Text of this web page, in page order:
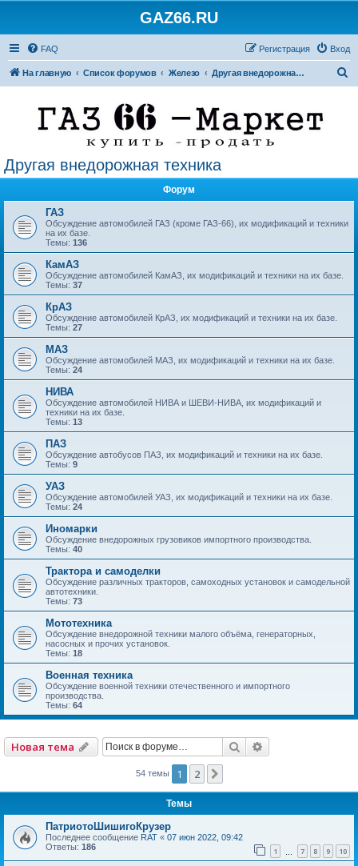
GAZ66.RU
FAQ Вход
Регистрация
На главную Список форумов Железо Другая внедорожная техника
Другая внедорожная техника
Форум
ГАЗ
Обсуждение автомобилей ГАЗ (кроме ГАЗ-66), их модификаций и техники
на их базе.
Темы: 136
КамАЗ
Обсуждение автомобилей КамАЗ, их модификаций и техники на их базе.
Темы: 37
КрАЗ
Обсуждение автомобилей КрАЗ, их модификаций и техники на их базе.
Темы: 27
МАЗ
Обсуждение автомобилей МАЗ, их модификаций и техники на их базе.
Темы: 24
НИВА
Обсуждение автомобилей НИВА и ШЕВИ-НИВА, их модификаций и
техники на их базе.
Темы: 13
ПАЗ
Обсуждение автобусов ПАЗ, их модификаций и техники на их базе.
Темы: 9
УАЗ
Обсуждение автомобилей УАЗ, их модификаций и техники на их базе.
Темы: 24
Иномарки
Обсуждение внедорожных грузовиков импортного производства.
Темы: 40
Трактора и самоделки
Обсуждение различных тракторов, самоходных установок и самодельной
автотехники.
Темы: 73
Мототехника
Обсуждение внедорожной техники малого объёма, генераторных,
насосных и прочих установок.
Темы: 18
Военная техника
Обсуждение военной техники отечественного и импортного
производства.
Темы: 64
Новая тема Поиск
54 темы 1 2
Темы
ПатриотоШишигоКрузер
Последнее сообщение RAT « 07 июн 2022, 09:42
Ответы: 186 1 7 8 9 10